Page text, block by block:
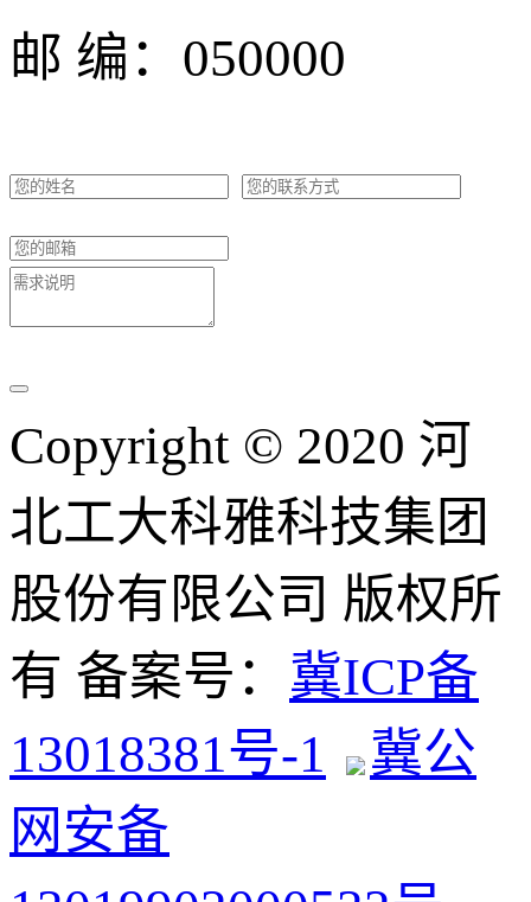
邮 编：050000
Copyright © 2020 河
北工大科雅科技集团
股份有限公司 版权所
有 备案号： 冀ICP备
13018381号-1
冀公
网安备